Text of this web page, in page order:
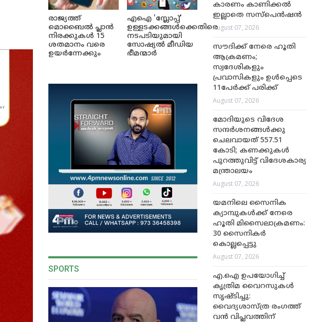
രാജ്യത്ത്
മൊബൈൽ പ്ലാൻ
നിരക്കുകൾ 15
ശതമാനം വരെ
ഉയർന്നേക്കും
എഐ 'സ്ലോപ്പ്'
ഉള്ളടക്കങ്ങൾക്കെതിരെ
നടപടിയുമായി
സോഷ്യൽ മീഡിയ
ഭീമന്മാർ
SPORTS
കാരണം കാണിക്കൽ
ഇല്ലാതെ സസ്‌പെൻഷൻ
August 07, 2026
സൗദിക്ക് നേരെ ഹൂതി
ആക്രമണം;
സ്വദേശികളും
പ്രവാസികളും ഉൾപ്പെടെ
11പേർക്ക് പരിക്ക്
August 07, 2026
മോദിയുടെ വിദേശ
സന്ദർശനങ്ങൾക്കു
ചെലവായത് 557.51
കോടി; കണക്കുകൾ
പുറത്തുവിട്ട് വിദേശകാര്യ
മന്ത്രാലയം
August 07, 2026
യമനിലെ സൈനിക
ക്യാമ്പുകൾക്ക് നേരെ
ഹൂതി മിസൈലാക്രമണം:
30 സൈനികർ
കൊല്ലപ്പെട്ടു
August 07, 2026
എ.ഐ ഉപയോഗിച്ച്
കൃത്രിമ വൈറസുകൾ
സൃഷ്ടിച്ചു:
വൈദ്യശാസ്ത്ര രംഗത്ത്
വൻ വിപ്ലവത്തിന്